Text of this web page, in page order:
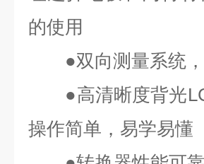
的使用
●双向测量系统，
●高清晰度背光
操作简单，易学易懂